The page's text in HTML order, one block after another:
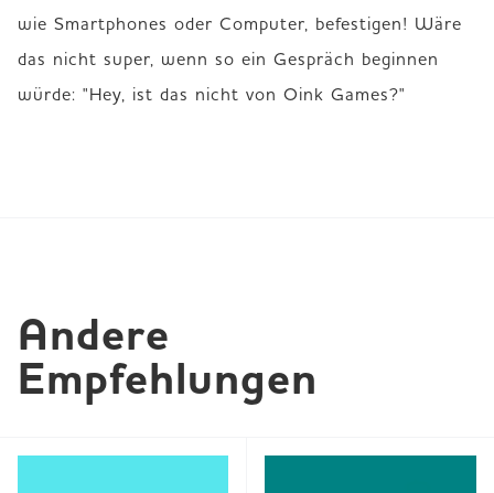
wie Smartphones oder Computer, befestigen! Wäre
das nicht super, wenn so ein Gespräch beginnen
würde: "Hey, ist das nicht von Oink Games?"
Andere
Empfehlungen